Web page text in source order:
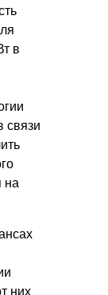
в
связи
на
них